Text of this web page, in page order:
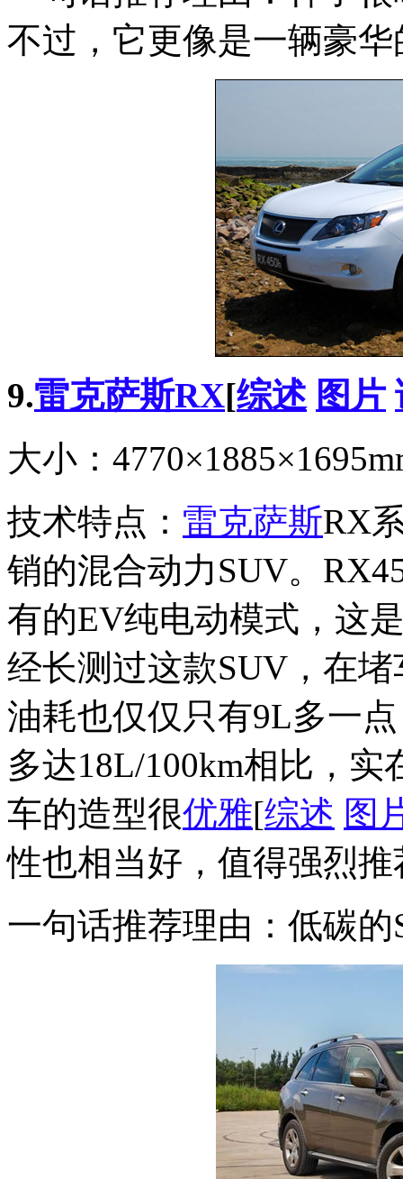
不过，它更像是一辆豪
9.雷克萨斯RX[综述 图片
大小：
技术特点： 雷克萨斯RX
销的混合动力SUV。
有的EV纯电动模式，这
经长测过这款SUV，在
油耗也仅仅只有9L多一
多达18L/100km相比，
车的造型很优雅[综述 图
性也相当好，值得强烈推
一句话推荐理由：低碳